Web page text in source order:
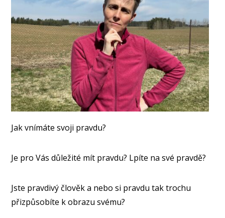
Jak vnímáte svoji pravdu?
Je pro Vás důležité mít pravdu? Lpíte na své pravdě?
Jste pravdivý člověk a nebo si pravdu tak trochu
přizpůsobíte k obrazu svému?